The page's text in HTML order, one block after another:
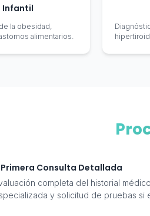
Infantil
la obesidad,
alimentarios.
Primera Consulta Detallada
completa del historial
y solicitud de pruebas si